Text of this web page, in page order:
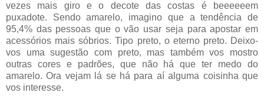
vezes mais giro e o decote das costas é beeeeeem
puxadote. Sendo amarelo, imagino que a tendência de
95,4% das pessoas que o vão usar seja para apostar em
acessórios mais sóbrios. Tipo preto, o eterno preto. Deixo-
vos uma sugestão com preto, mas também vos mostro
outras cores e padrões, que não há que ter medo do
amarelo. Ora vejam lá se há para aí alguma coisinha que
vos interesse.